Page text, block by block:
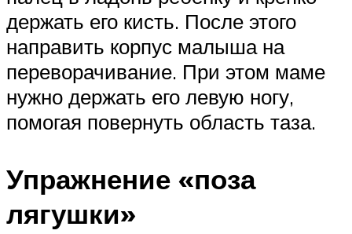
держать его кисть. После этого
направить корпус малыша на
переворачивание. При этом маме
нужно держать его левую ногу,
помогая повернуть область таза.
Упражнение «поза
лягушки»